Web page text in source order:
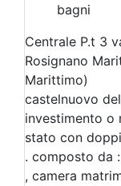
bagni
Centrale P.t 3
Rosignano
Marittimo)
castelnuovo
investimento o
stato con
. composto da
, camera